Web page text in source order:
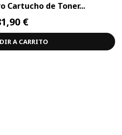
Cartucho de Toner...
€
A CARRITO